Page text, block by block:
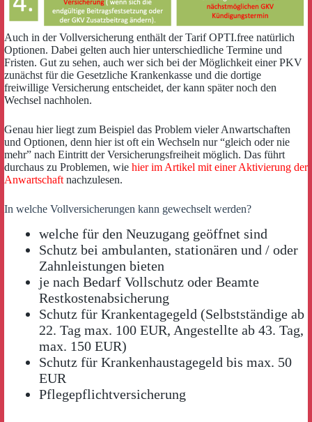
Auch in der Vollversicherung enthält der Tarif OPTI.free natürlich
Optionen. Dabei gelten auch hier unterschiedliche Termine und
Fristen. Gut zu sehen, auch wer sich bei der Möglichkeit einer PKV
zunächst für die Gesetzliche Krankenkasse und die dortige
freiwillige Versicherung entscheidet, der kann später noch den
Wechsel nachholen.
Genau hier liegt zum Beispiel das Problem vieler Anwartschaften
und Optionen, denn hier ist oft ein Wechseln nur “gleich oder nie
mehr” nach Eintritt der Versicherungsfreiheit möglich. Das führt
durchaus zu Problemen, wie hier im Artikel mit einer Aktivierung der
Anwartschaft nachzulesen.
In welche Vollversicherungen kann gewechselt werden?
welche für den Neuzugang geöffnet sind
Schutz bei ambulanten, stationären und / oder
Zahnleistungen bieten
je nach Bedarf Vollschutz oder Beamte
Restkostenabsicherung
Schutz für Krankentagegeld (Selbstständige ab
22. Tag max. 100 EUR, Angestellte ab 43. Tag,
max. 150 EUR)
Schutz für Krankenhaustagegeld bis max. 50
EUR
Pflegepflichtversicherung